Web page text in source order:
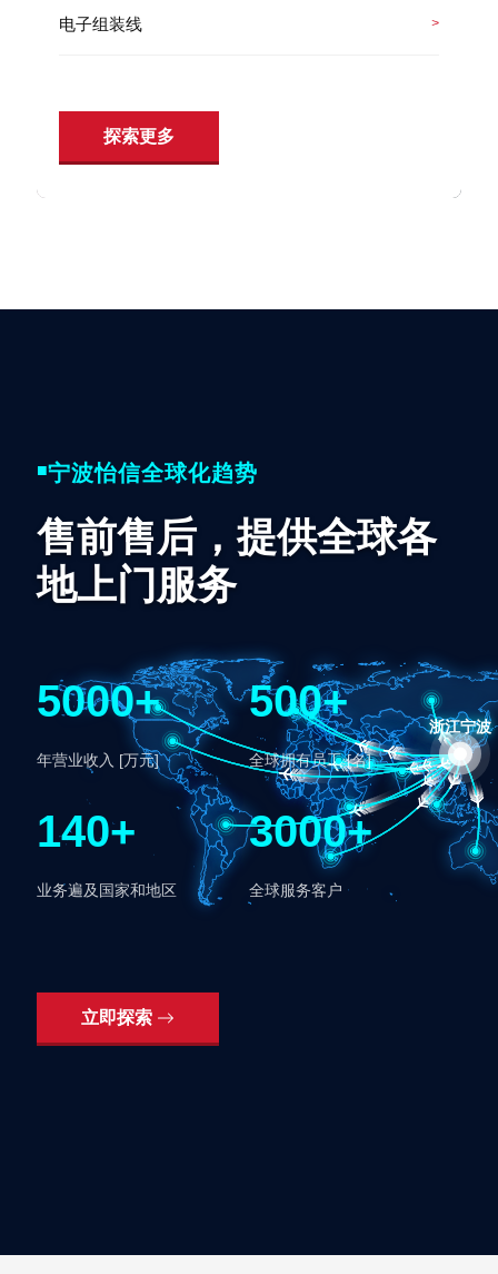
电子组装线 >
探索更多
■宁波怡信全球化趋势
售前售后，提供全球各
地上门服务
5000+
年营业收入 [万元]
500+
全球拥有员工 [名]
140+
业务遍及国家和地区
3000+
全球服务客户
立即探索